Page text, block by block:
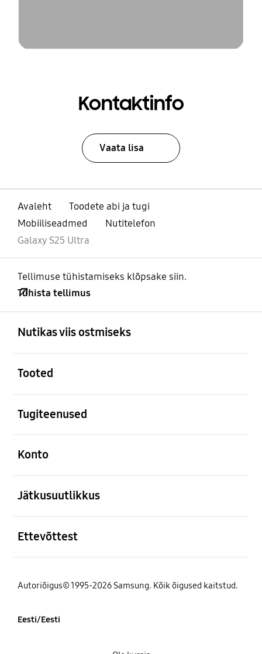
Kontaktinfo
Vaata lisa
Avaleht
Toodete abi ja tugi
Mobiiliseadmed
Nutitelefon
Galaxy S25 Ultra
Tellimuse tühistamiseks klõpsake siin.
Tühista tellimus
Nutikas viis ostmiseks
Tooted
Tugiteenused
Konto
Jätkusuutlikkus
Ettevõttest
Autoriõigus© 1995-2026 Samsung. Kõik õigused kaitstud.
Eesti/Eesti